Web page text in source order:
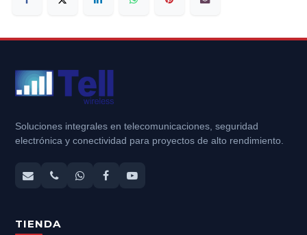
Soluciones integrales en telecomunicaciones, seguridad
electrónica y conectividad para proyectos de alto rendimiento.
TIENDA